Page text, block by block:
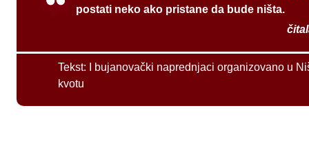
postati neko ako pristane da bude ništa.
Tekst:
I bujanovački naprednjaci organizovano u
kvotu